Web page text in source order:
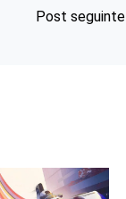
Post seguinte